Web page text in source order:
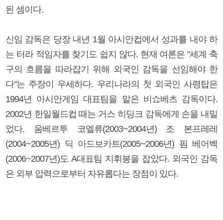
된 셈이다.
신임 감독은 당장 내년 1월 아시안컵에서 성과를 내야 하
는 터라 적임자를 찾기도 쉽지 않다. 현재 여론은 "세계 축
구의 흐름을 따라잡기 위해 외국인 감독을 선임해야 한
다"는 주장이 우세하다. 우리나라의 첫 외국인 사령탑은
1994년 아시안게임 대표팀을 맡은 비쇼베츠 감독이다.
2002년 한일월드컵 때는 거스 히딩크 감독에게 손을 내밀
었다. 움베르투 코엘류(2003~2004년) 조 본프레레
(2004~2005년) 딕 아드보카트(2005~2006년) 핌 베어벡
(2006~2007년)도 A대표팀 지휘봉을 잡았다. 외국인 감독
은 외부 압력으로부터 자유롭다는 장점이 있다.